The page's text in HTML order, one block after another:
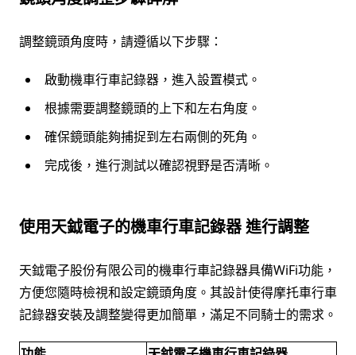
調整鏡頭角度時，請遵循以下步驟：
啟動機車行車記錄器，進入設置模式。
根據需要調整鏡頭的上下和左右角度。
確保鏡頭能夠捕捉到左右兩側的死角。
完成後，進行測試以確認視野是否清晰。
使用天鉞電子的機車行車記錄器 進行調整
天鉞電子股份有限公司的機車行車記錄器具備WiFi功能，
方便您隨時檢視和設定鏡頭角度。其設計使得摩托車行車
記錄器安裝及調整變得更加簡單，滿足不同騎士的需求。